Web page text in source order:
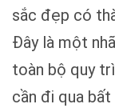
sắc đẹp có
Đây là một
toàn bộ quy
cần đi qua bất